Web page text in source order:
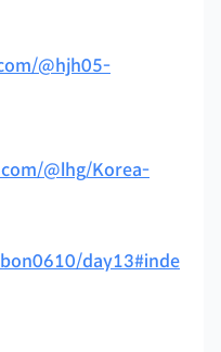
@hjh05-
@lhg/Korea-
day13#inde